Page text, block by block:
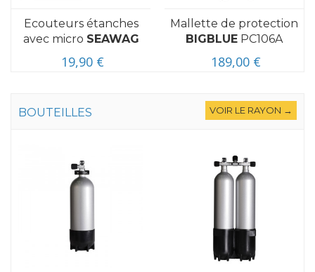
Ecouteurs étanches
avec micro SEAWAG
19,90 €
Mallette de protection
BIGBLUE PC106A
189,00 €
BOUTEILLES VOIR LE RAYON →